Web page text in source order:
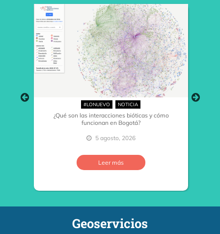
#LONUEVO NOTICIA
¿Qué son las interacciones bióticas y cómo
funcionan en Bogotá?
5 agosto, 2026
Leer más
Geoservicios